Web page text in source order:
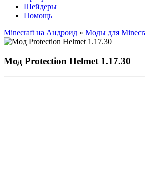
Шейдеры
Помощь
Minecraft на Андроид » Моды для
Мод Protection Helmet 1.17.30